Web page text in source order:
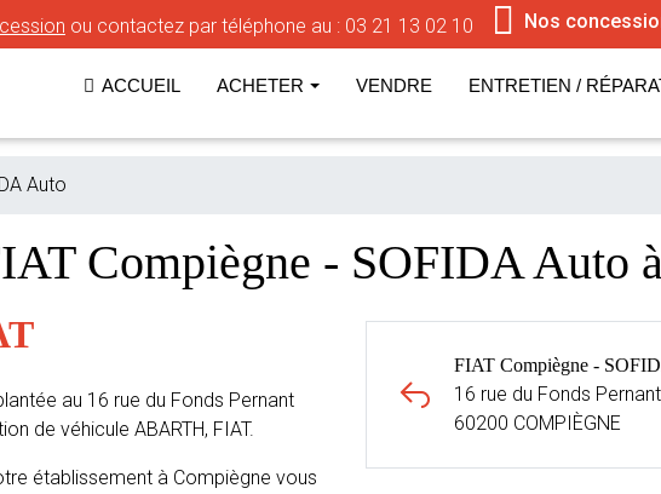
ou contactez par téléphone au : 03 21 13 02 10 Nos
ACCUEIL ACHETER VENDRE ENTRETIEN /
Auto
Compiègne - SOFIDA Auto
FIAT Compiègne -
16 rue du Fonds Pernant
60200 COMPIÈGNE
au 16 rue du Fonds Pernant
de véhicule ABARTH, FIAT.
établissement à Compiègne vous